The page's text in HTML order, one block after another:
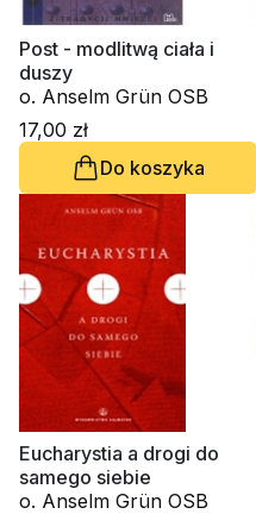
Post - modlitwą ciała i
duszy
o. Anselm Grün OSB
17,00 zł
Do koszyka
Eucharystia a drogi do
samego siebie
o. Anselm Grün OSB